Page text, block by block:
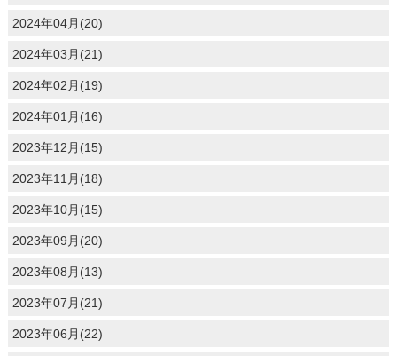
2024年04月(20)
2024年03月(21)
2024年02月(19)
2024年01月(16)
2023年12月(15)
2023年11月(18)
2023年10月(15)
2023年09月(20)
2023年08月(13)
2023年07月(21)
2023年06月(22)